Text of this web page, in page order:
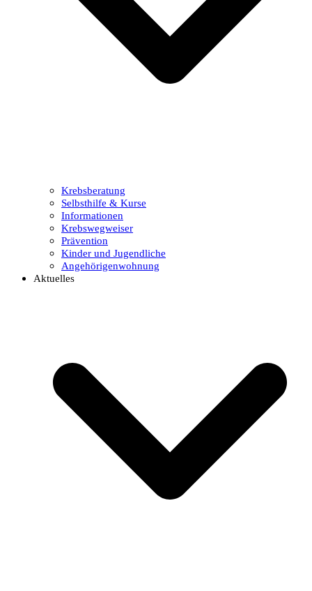
Krebsberatung
Selbsthilfe & Kurse
Informationen
Krebswegweiser
Prävention
Kinder und Jugendliche
Angehörigenwohnung
Aktuelles